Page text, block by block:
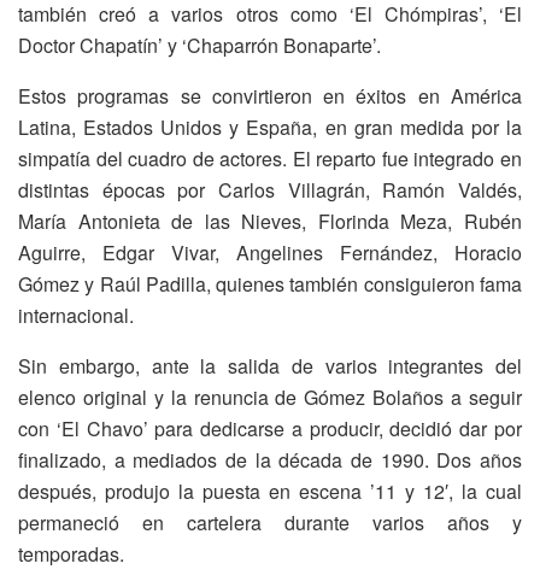
también creó a varios otros como ‘El Chómpiras’, ‘El
Doctor Chapatín’ y ‘Chaparrón Bonaparte’.
Estos programas se convirtieron en éxitos en América
Latina, Estados Unidos y España, en gran medida por la
simpatía del cuadro de actores. El reparto fue integrado en
distintas épocas por Carlos Villagrán, Ramón Valdés,
María Antonieta de las Nieves, Florinda Meza, Rubén
Aguirre, Edgar Vivar, Angelines Fernández, Horacio
Gómez y Raúl Padilla, quienes también consiguieron fama
internacional.
Sin embargo, ante la salida de varios integrantes del
elenco original y la renuncia de Gómez Bolaños a seguir
con ‘El Chavo’ para dedicarse a producir, decidió dar por
finalizado, a mediados de la década de 1990. Dos años
después, produjo la puesta en escena ’11 y 12′, la cual
permaneció en cartelera durante varios años y
temporadas.